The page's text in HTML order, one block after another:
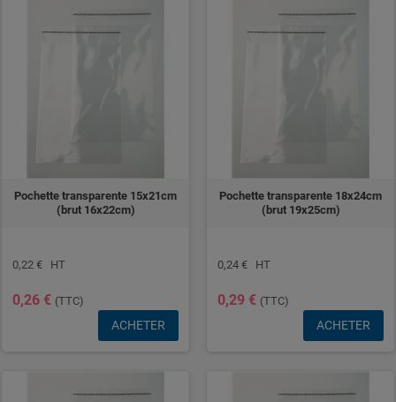
Pochette transparente 15x21cm
(brut 16x22cm)
0,22 € HT
0,26 € (TTC)
ACHETER
Pochette transparente 18x24cm
(brut 19x25cm)
0,24 € HT
0,29 € (TTC)
ACHETER